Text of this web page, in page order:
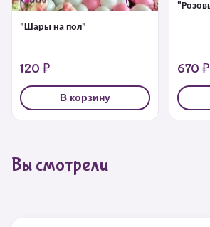
"Шары на пол"
120 ₽
В корзину
670 ₽
Вы смотрели